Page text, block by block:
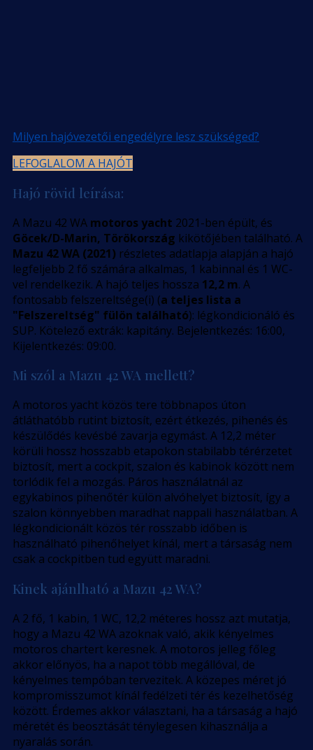
Milyen hajóvezetői engedélyre lesz szükséged?
LEFOGLALOM A HAJÓT
Hajó rövid leírása:
A Mazu 42 WA motoros yacht 2021-ben épült, és
Göcek/D-Marin, Törökország kikötőjében található. A
Mazu 42 WA (2021) részletes adatlapja alapján a hajó
legfeljebb 2 fő számára alkalmas, 1 kabinnal és 1 WC-
vel rendelkezik. A hajó teljes hossza 12,2 m. A
fontosabb felszereltsége(i) (a teljes lista a
"Felszereltség" fülön található): légkondicionáló és
SUP. Kötelező extrák: kapitány. Bejelentkezés: 16:00,
Kijelentkezés: 09:00.
Mi szól a Mazu 42 WA mellett?
A motoros yacht közös tere többnapos úton
átláthatóbb rutint biztosít, ezért étkezés, pihenés és
készülődés kevésbé zavarja egymást. A 12,2 méter
körüli hossz hosszabb etapokon stabilabb térérzetet
biztosít, mert a cockpit, szalon és kabinok között nem
torlódik fel a mozgás. Páros használatnál az
egykabinos pihenőtér külön alvóhelyet biztosít, így a
szalon könnyebben maradhat nappali használatban. A
légkondicionált közös tér rosszabb időben is
használható pihenőhelyet kínál, mert a társaság nem
csak a cockpitben tud együtt maradni.
Kinek ajánlható a Mazu 42 WA?
A 2 fő, 1 kabin, 1 WC, 12,2 méteres hossz azt mutatja,
hogy a Mazu 42 WA azoknak való, akik kényelmes
motoros chartert keresnek. A motoros jelleg főleg
akkor előnyös, ha a napot több megállóval, de
kényelmes tempóban tervezitek. A közepes méret jó
kompromisszumot kínál fedélzeti tér és kezelhetőség
között. Érdemes akkor választani, ha a társaság a hajó
méretét és beosztását ténylegesen kihasználja a
nyaralás során.